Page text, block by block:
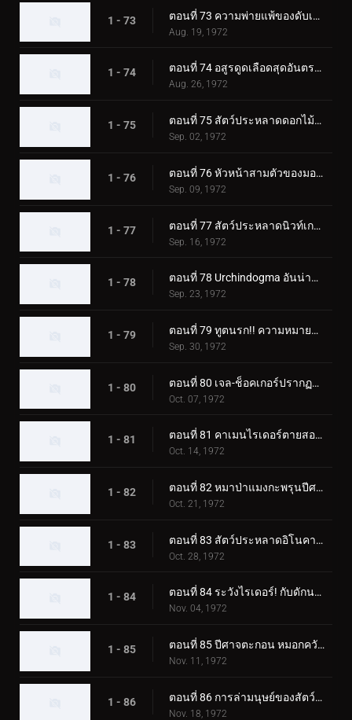
1 - 73 ตอนที่ 73 ความพ่ายแพ้ของดับเบิ้ลไรเดอร์ส! ชิโอมาเนกิง
Aug. 19, 1972
1 - 74 ตอนที่ 74 อสูรดูดเลือดสุดอันตราย!! โชคดี ทีมไรเดอร์บอย
Aug. 26, 1972
1 - 75 ตอนที่ 75 สัตว์ประหลาดดอกไม้พิษ Roseranga - ความลับของบ้านแห่งความหวาดกลัว
Sep. 02, 1972
1 - 76 ตอนที่ 76 หัวหน้าสามตัวของมอนสเตอร์เจเนอเรเตอร์ มังกรทะเล!!
Sep. 09, 1972
1 - 77 ตอนที่ 77 สัตว์ประหลาดนิวท์เกธ ดวลกันที่ฟาร์มแห่งนรก!!
Sep. 16, 1972
1 - 78 ตอนที่ 78 Urchindogma อันน่าสะพรึงกลัว + สัตว์ประหลาด Phantom
Sep. 23, 1972
1 - 79 ตอนที่ 79 ทูตนรก!! ความหมายที่แท้จริงของความกลัว?
Sep. 30, 1972
1 - 80 ตอนที่ 80 เจล-ช็อคเกอร์ปรากฏตัว! วันสุดท้ายของคาเมนไรเดอร์!
Oct. 07, 1972
1 - 81 ตอนที่ 81 คาเมนไรเดอร์ตายสองครั้ง!
Oct. 14, 1972
1 - 82 ตอนที่ 82 หมาป่าแมงกะพรุนปีศาจ ชั่วโมงเร่งด่วนอันน่าสะพรึงกลัว
Oct. 21, 1972
1 - 83 ตอนที่ 83 สัตว์ประหลาดอิโนคาบุตง เอาชนะไรเดอร์ด้วยแก๊สบ้าคลั่ง
Oct. 28, 1972
1 - 84 ตอนที่ 84 ระวังไรเดอร์! กับดักนรกของอิโซจินจากัวร์
Nov. 04, 1972
1 - 85 ตอนที่ 85 ปีศาจตะกอน หมอกควันสังหารอันน่าสยดสยอง
Nov. 11, 1972
1 - 86 ตอนที่ 86 การล่ามนุษย์ของสัตว์ประหลาด Eaglemantis
Nov. 18, 1972